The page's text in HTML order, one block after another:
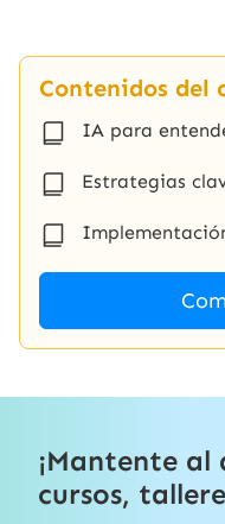
Contenidos del
IA para
Estrategias
¡Mantente al
cursos,